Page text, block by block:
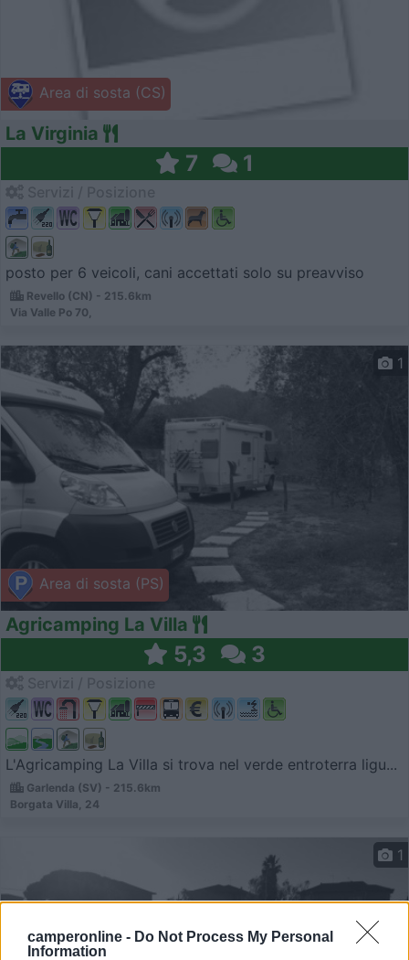
camperonline - Do Not Process My Personal
Information
Area di sosta (CS)
La Virginia
7 1
posto per 6 veicoli, cani accettati solo su preavviso
Revello (CN) - 215.6km
Via Valle Po 70,
Area di sosta (PS)
1
Agricamping La Villa
5,3 3
L'Agricamping La Villa si trova nel verde entroterra ligu...
Garlenda (SV) - 215.6km
Borgata Villa, 24
1